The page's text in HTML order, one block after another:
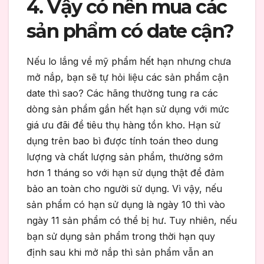
4. Vậy có nên mua các
sản phẩm có date cận?
Nếu lo lắng về mỹ phẩm hết hạn nhưng chưa
mở nắp, bạn sẽ tự hỏi liệu các sản phẩm cận
date thì sao? Các hãng thường tung ra các
dòng sản phẩm gần hết hạn sử dụng với mức
giá ưu đãi để tiêu thụ hàng tồn kho. Hạn sử
dụng trên bao bì được tính toán theo dung
lượng và chất lượng sản phẩm, thường sớm
hơn 1 tháng so với hạn sử dụng thật để đảm
bảo an toàn cho người sử dụng. Vì vậy, nếu
sản phẩm có hạn sử dụng là ngày 10 thì vào
ngày 11 sản phẩm có thể bị hư. Tuy nhiên, nếu
bạn sử dụng sản phẩm trong thời hạn quy
định sau khi mở nắp thì sản phẩm vẫn an